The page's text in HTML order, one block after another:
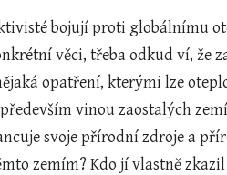
bojují proti globálnímu
věci, třeba odkud ví, že
opatření, kterými lze
vinou zaostalých
svoje přírodní zdroje a
zemím? Kdo jí vlastně